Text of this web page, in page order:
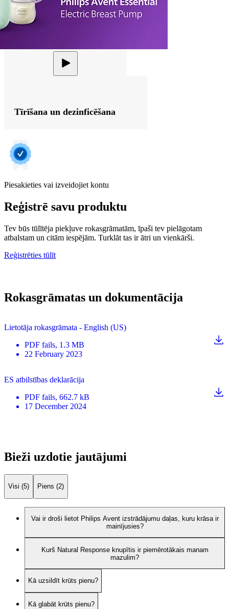
Tīrīšana un dezinficēšana
Piesakieties vai izveidojiet kontu
Reģistrē savu produktu
Tev būs tūlītēja piekļuve rokasgrāmatām, īpaši tev pielāgotam
atbalstam un citām iespējām. Turklāt tas ir ātri un vienkārši.
Reģistrēties tūlīt
Rokasgrāmatas un dokumentācija
Lietotāja rokasgrāmata - English (US)
PDF fails, 1.3 MB
22 February 2023
ES atbilstības deklarācija
PDF fails, 662.7 kB
17 December 2024
Bieži uzdotie jautājumi
Visi (5) Piens (2)
Vai ir droši lietot Philips Avent izstrādājumu daļas, kuru krāsa ir
mainījusies?
Kurš Natural Response knupītis ir piemērotākais manam
mazulim?
Kā uzsildīt krūts pienu?
Kā glabāt krūts pienu?